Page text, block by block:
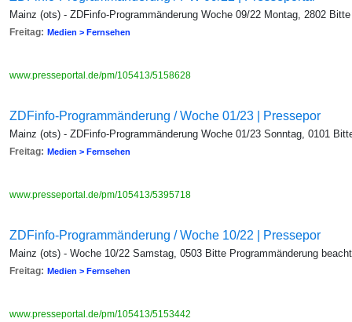
Mainz (ots) - ZDFinfo-Programmänderung Woche 09/22 Montag, 2802
Freitag: Medien > Fernsehen
www.presseportal.de/pm/105413/5158628
ZDFinfo-Programmänderung / Woche 01/23 | Pressepor
Mainz (ots) - ZDFinfo-Programmänderung Woche 01/23 Sonntag, 0101
Freitag: Medien > Fernsehen
www.presseportal.de/pm/105413/5395718
ZDFinfo-Programmänderung / Woche 10/22 | Pressepor
Mainz (ots) - Woche 10/22 Samstag, 0503 Bitte Programmänderung
Freitag: Medien > Fernsehen
www.presseportal.de/pm/105413/5153442